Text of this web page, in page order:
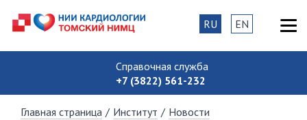
Справочная служба
+7 (3822) 561-232
RU EN
Главная страница / Институт / Новости